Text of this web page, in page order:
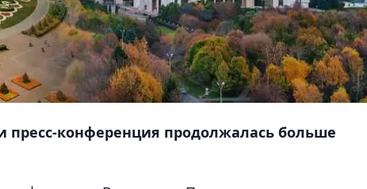
пресс-конференция продолжалась больше